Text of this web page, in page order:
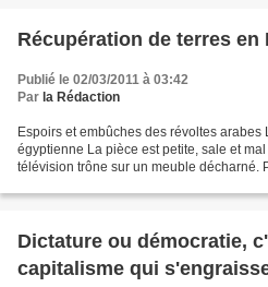
Récupération de terres en
Publié le 02/03/2011 à 03:42
Par la Rédaction
Espoirs et embûches des révoltes
égyptienne La pièce est petite, sale et
télévision trône sur un meuble décharné.
Dictature ou démocratie,
capitalisme qui